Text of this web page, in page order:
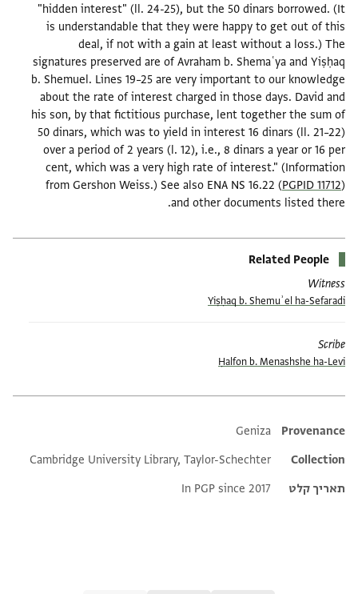
"hidden interest" (ll. 24-25), but the 50 dinars borrowed. (It
is understandable that they were happy to get out of this
deal, if not with a gain at least without a loss.) The
signatures preserved are of Avraham b. Shemaʿya and Yiṣḥaq
b. Shemuel. Lines 19–25 are very important to our knowledge
about the rate of interest charged in those days. David and
his son, by that fictitious purchase, lent together the sum of
50 dinars, which was to yield in interest 16 dinars (ll. 21–22)
over a period of 2 years (l. 12), i.e., 8 dinars a year or 16 per
cent, which was a very high rate of interest." (Information
from Gershon Weiss.) See also ENA NS 16.22 (PGPID 11712)
and other documents listed there.
Related People
Witness
Yiṣḥaq b. Shemuʾel ha-Sefaradi
Scribe
Ḥalfon b. Menashshe ha-Levi
Additional metadata
Provenance
Geniza
Collection
Cambridge University Library, Taylor-Schechter
תאריך קלט
In PGP since 2017